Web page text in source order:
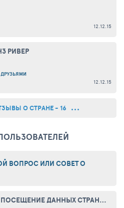
12.12.15
12.12.15
РИВЕР
ДРУЗЬЯМИ
О СТРАНЕ - 16
ВОПРОС ИЛИ СОВЕТ О
БЕЗОПАСНО ЛИ ПОСЕЩЕНИЕ ДАННЫХ СТРАН В ОДИНОЧКУ?